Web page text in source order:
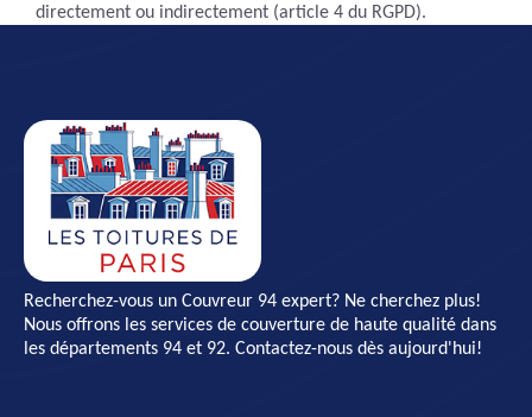
directement ou indirectement (article 4 du RGPD).
Recherchez-vous un Couvreur 94 expert? Ne cherchez plus!
Nous offrons les services de couverture de haute qualité dans
les départements 94 et 92. Contactez-nous dès aujourd'hui!